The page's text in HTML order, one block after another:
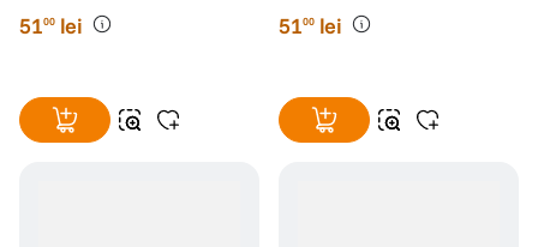
5100 lei 5100 lei